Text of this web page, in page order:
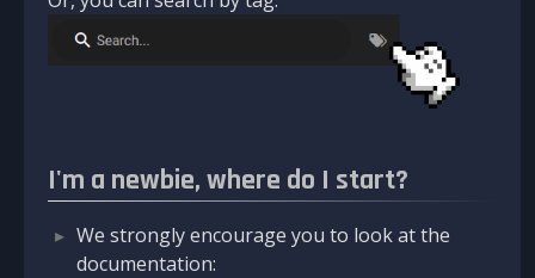
I'm a newbie, where do I start?
We strongly encourage you to look at the
documentation: